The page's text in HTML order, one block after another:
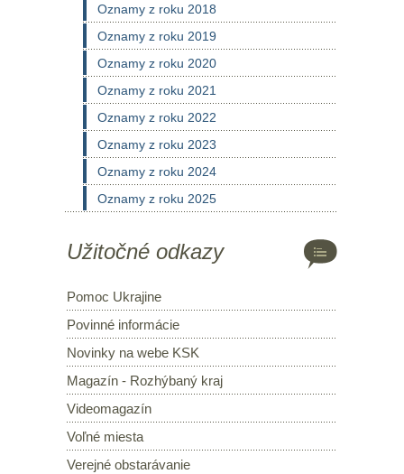
Oznamy z roku 2018
Oznamy z roku 2019
Oznamy z roku 2020
Oznamy z roku 2021
Oznamy z roku 2022
Oznamy z roku 2023
Oznamy z roku 2024
Oznamy z roku 2025
Užitočné odkazy
Pomoc Ukrajine
Povinné informácie
Novinky na webe KSK
Magazín - Rozhýbaný kraj
Videomagazín
Voľné miesta
Verejné obstarávanie